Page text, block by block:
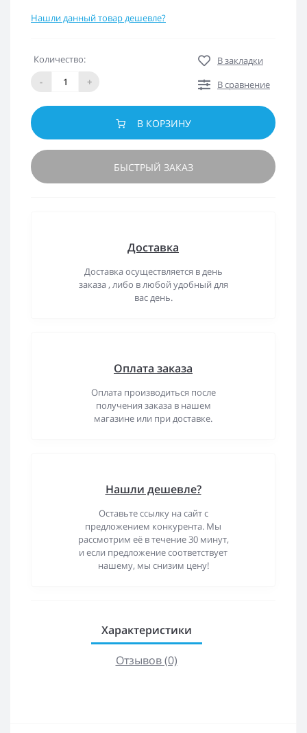
Нашли данный товар дешевле?
Количество:
-
+
В закладки
В сравнение
В КОРЗИНУ
БЫСТРЫЙ ЗАКАЗ
Доставка
Доставка осуществляется в день
заказа , либо в любой удобный для
вас день.
Оплата заказа
Оплата производиться после
получения заказа в нашем
магазине или при доставке.
Нашли дешевле?
Оставьте ссылку на сайт с
предложением конкурента. Мы
рассмотрим её в течение 30 минут,
и если предложение соответствует
нашему, мы снизим цену!
Характеристики
Отзывов (0)